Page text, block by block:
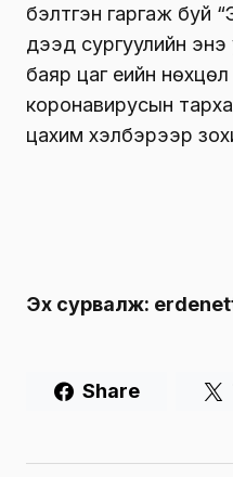
бэлтгэн гаргаж буй
дээд сургуулийн энэ
баяр цаг үеийн
коронавирусын
цахим хэлбэрээр
Эх сурвалж:
Share